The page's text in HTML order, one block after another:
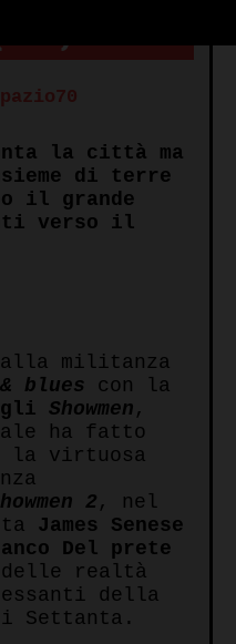
la città ma
di terre
il grande
verso il
militanza
blues con la
Showmen ,
ha fatto
la virtuosa
2, nel
James Senese
Del prete
delle realtà
della
Settanta.